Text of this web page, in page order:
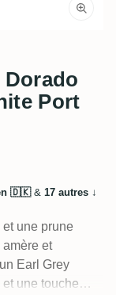
Port
🇩🇰& 17 autres ↓
une prune
et
Earl Grey
une touche